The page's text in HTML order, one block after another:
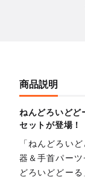
商品説明
ねんどろいどど
セットが登場！
「ねんどろい
器＆手首パー
どろいどどー